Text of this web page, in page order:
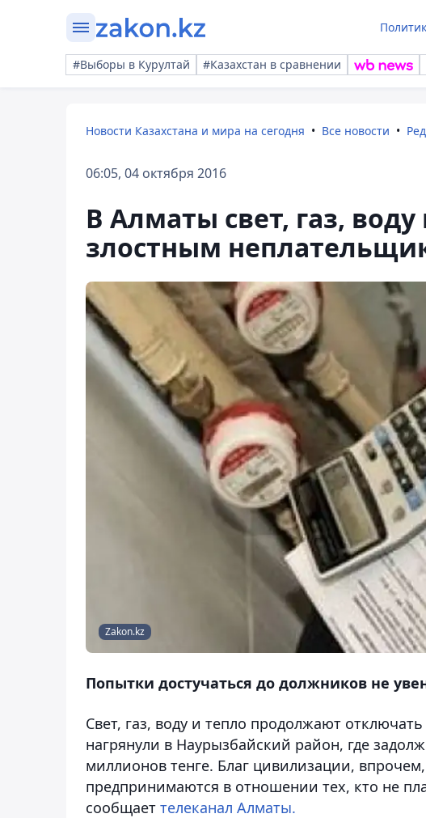
#Выборы в Курултай #Казахстан в сравнении
Новости Казахстана и мира на сегодня Все новости
06:05, 04 октября 2016
В Алматы свет, газ,
злостным
Zakon.kz
Попытки достучаться до должников не
Свет, газ, воду и тепло продолжают
нагрянули в Наурызбайский район, где
миллионов тенге. Благ цивилизации,
предпринимаются в отношении тех, кто не
сообщает телеканал Алматы.